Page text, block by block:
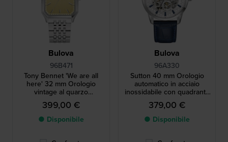
Bulova
96B471
Tony Bennet 'We are all
here' 32 mm Orologio
vintage al quarzo
rettangolare in acciaio
inossidabile in edizione
speciale
399,00 €
● Disponibile
Bulova
96A330
Sutton 40 mm Orologio
automatico in acciaio
inossidabile con quadrante
scheletrato
379,00 €
● Disponibile